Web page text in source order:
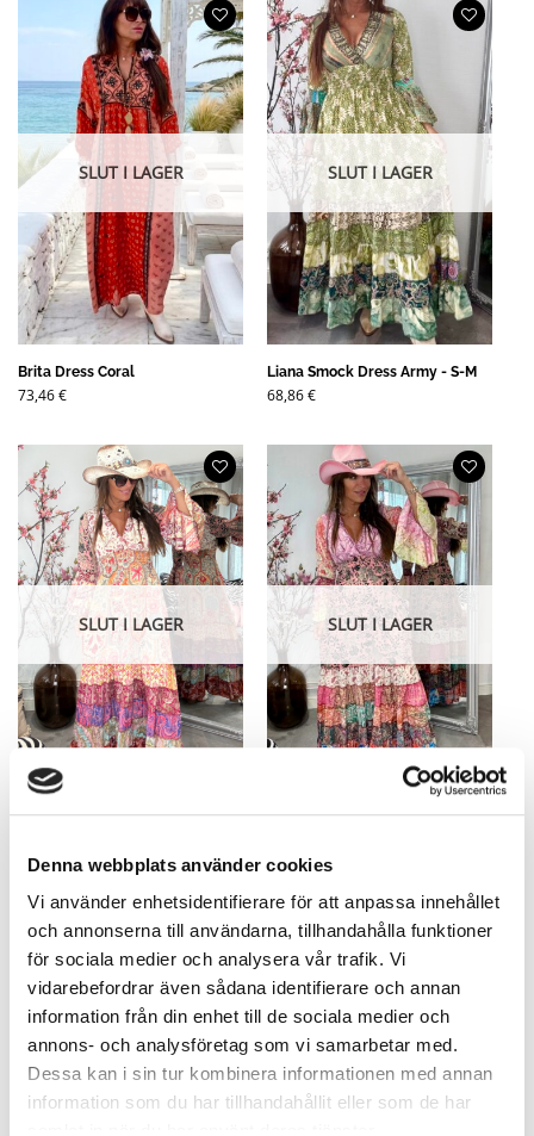
Denna webbplats använder cookies
Vi använder enhetsidentifierare för att anpassa innehållet
och annonserna till användarna, tillhandahålla funktioner
för sociala medier och analysera vår trafik. Vi
vidarebefordrar även sådana identifierare och annan
information från din enhet till de sociala medier och
annons- och analysföretag som vi samarbetar med.
Dessa kan i sin tur kombinera informationen med annan
information som du har tillhandahållit eller som de har
SLUT I LAGER
Brita Dress Coral
73,46€
SLUT I LAGER
Liana Smock Dress Army - S-M
68,86€
SLUT I LAGER
Liana Mixed Colors Mary
68,86€
SLUT I LAGER
Liana Smock Dress Favvo Pink
68,86€